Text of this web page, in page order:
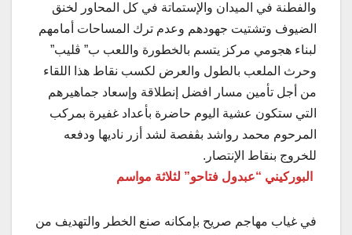
والفطنة في الميدان والإستماتة في كل المحاور لخنق
الضيوف وتشتيت جهودهم وعدم ترك المساحات أمامهم
لبناء هجومي مركز يتسم بالخطورة واللعب ب” ڨليب”
وحرث الملعب بالطول والعرض لكسب نقاط هذا اللقاء
من أجل تأمين مسار افضل إنطلاقة وإسعاد جماهيرهم
التي ستكون عشية اليوم حاضرة بأعداد غفيرة بمركب
المرحوم محمد رواشد بڨفصة لشد أزر ناديها ودفعه
للخروج بنقاط الإنتصار.
البوركيني “عبدول فتاحو” لثلاثة مواسم
في غياب مهاجم صريح بإمكانه صنع الخطر والتهديف من